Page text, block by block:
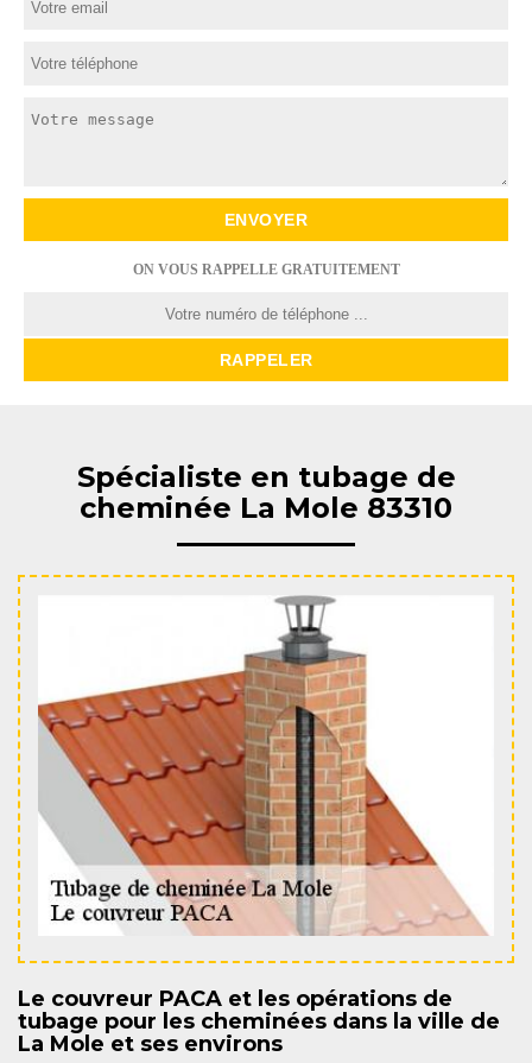
ON VOUS RAPPELLE GRATUITEMENT
Spécialiste en tubage de
cheminée La Mole 83310
Le couvreur PACA et les opérations de
tubage pour les cheminées dans la ville de
La Mole et ses environs